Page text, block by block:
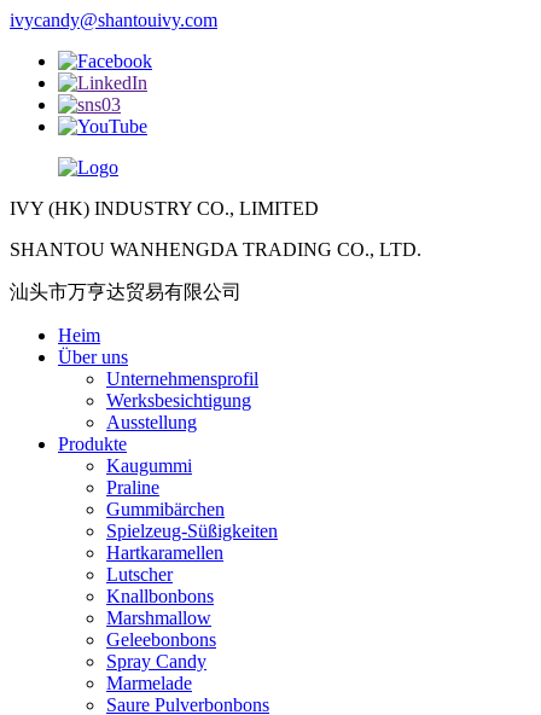
ivycandy@shantouivy.com
IVY (HK) INDUSTRY CO., LIMITED
SHANTOU WANHENGDA TRADING CO., LTD.
汕头市万亨达贸易有限公司
Heim
Über uns
Unternehmensprofil
Werksbesichtigung
Ausstellung
Produkte
Kaugummi
Praline
Gummibärchen
Spielzeug-Süßigkeiten
Hartkaramellen
Lutscher
Knallbonbons
Marshmallow
Geleebonbons
Spray Candy
Marmelade
Saure Pulverbonbons